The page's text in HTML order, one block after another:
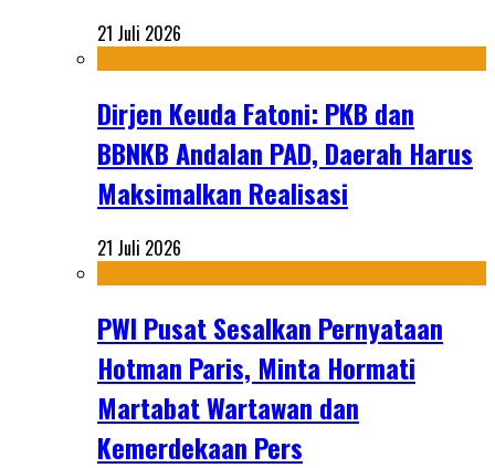
21 Juli 2026
Dirjen Keuda Fatoni: PKB dan
BBNKB Andalan PAD, Daerah Harus
Maksimalkan Realisasi
21 Juli 2026
PWI Pusat Sesalkan Pernyataan
Hotman Paris, Minta Hormati
Martabat Wartawan dan
Kemerdekaan Pers